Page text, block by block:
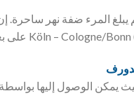
المدينة على بعد ١٠٠ م فقط من مركز دوسلدورف. بعد حوالي ١ كم
فردية و١٨ غرفة مزدوجة موزعة على ٧ طوابق، حيث يمكن